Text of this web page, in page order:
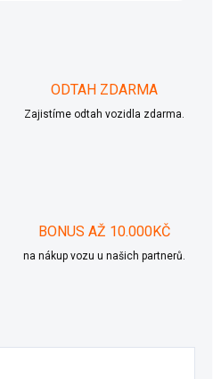
ODTAH ZDARMA
Zajistíme odtah vozidla zdarma.
BONUS AŽ 10.000KČ
na nákup vozu u našich partnerů.